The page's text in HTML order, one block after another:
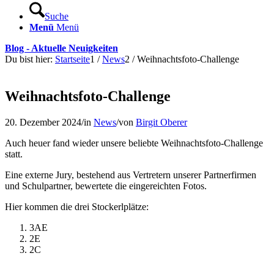
Suche
Menü Menü
Blog - Aktuelle Neuigkeiten
Du bist hier: Startseite1 / News2 / Weihnachtsfoto-Challenge
Weihnachtsfoto-Challenge
20. Dezember 2024/in News/von Birgit Oberer
Auch heuer fand wieder unsere beliebte Weihnachtsfoto-Challenge
statt.
Eine externe Jury, bestehend aus Vertretern unserer Partnerfirmen
und Schulpartner, bewertete die eingereichten Fotos.
Hier kommen die drei Stockerlplätze:
3AE
2E
2C